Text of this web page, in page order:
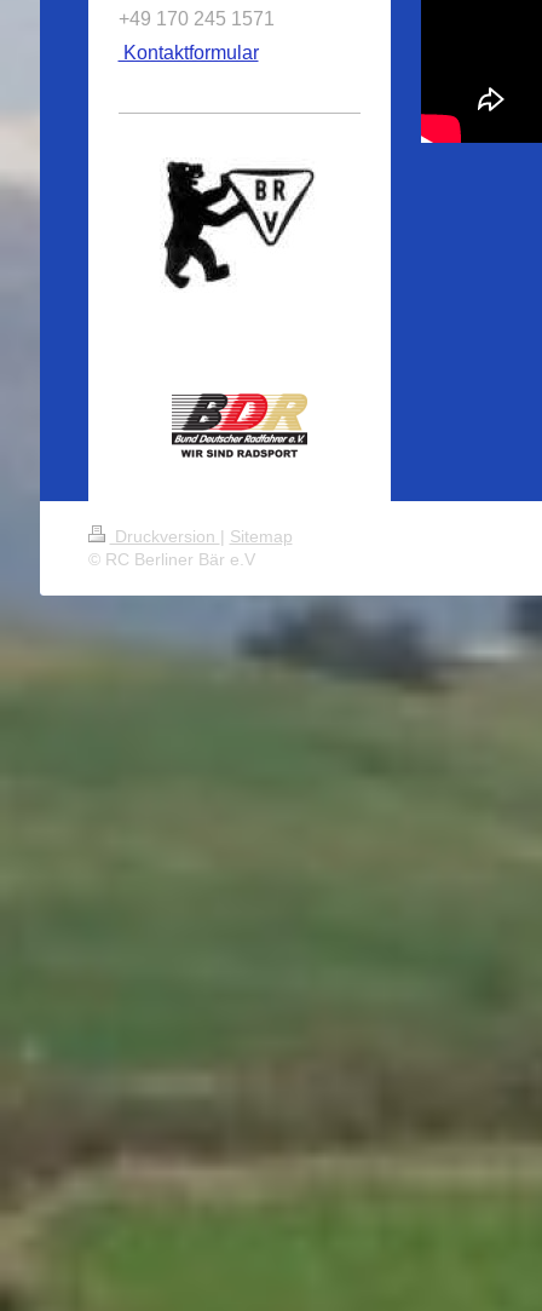
+49 170 245 1571
Kontaktformular
Druckversion | Sitemap
© RC Berliner Bär e.V